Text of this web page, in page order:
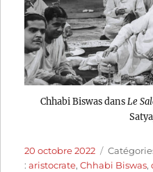
Chhabi Biswas dans Le
Publié
le
20 octobre 2022
:aristocrate,Chhabi Biswas,